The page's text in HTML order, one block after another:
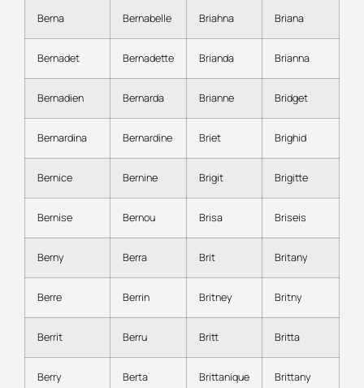
Berna Bernabelle Briahna Briana
Bernadet Bernadette Brianda Brianna
Bernadien Bernarda Brianne Bridget
Bernardina Bernardine Briet Brighid
Bernice Bernine Brigit Brigitte
Bernise Bernou Brisa Briseis
Berny Berra Brit Britany
Berre Berrin Britney Britny
Berrit Berru Britt Britta
Berry Berta Brittanique Brittany